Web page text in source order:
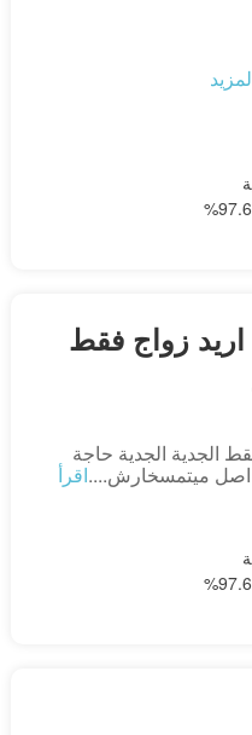
اريد زواج فقط
الجدية الجدية حاجة
اصل ميتمسخارش....اقرأ